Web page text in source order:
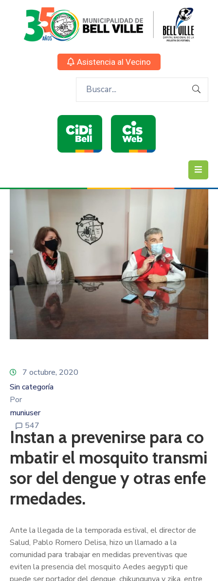
Asistencia al Vecino
7 octubre, 2020
Sin categoría
Por
muniuser
547
Instan a prevenirse para co
mbatir el mosquito transmi
sor del dengue y otras enfe
rmedades.
Ante la llegada de la temporada estival, el director de
Salud, Pablo Romero Delisa, hizo un llamado a la
comunidad para trabajar en medidas preventivas que
eviten la presencia del mosquito Aedes aegypti que